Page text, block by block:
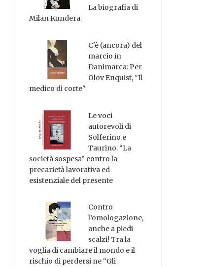
La biografia di
Milan Kundera
C'è (ancora) del
marcio in
Danimarca: Per
Olov Enquist, "Il
medico di corte"
Le voci
autorevoli di
Solferino e
Taurino. “La
società sospesa” contro la
precarietà lavorativa ed
esistenziale del presente
Contro
l’omologazione,
anche a piedi
scalzi! Tra la
voglia di cambiare il mondo e il
rischio di perdersi ne “Gli